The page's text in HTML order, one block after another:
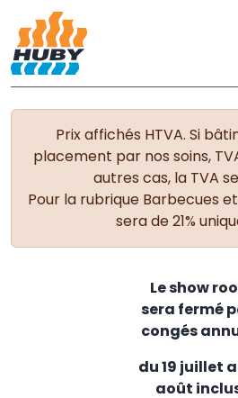
Prix affichés HTVA. Si
placement par nos soins,
autres cas, la TVA
Pour la rubrique Barbecues
sera de 21%
Le show
sera fermé
congés
du 19 juillet
août